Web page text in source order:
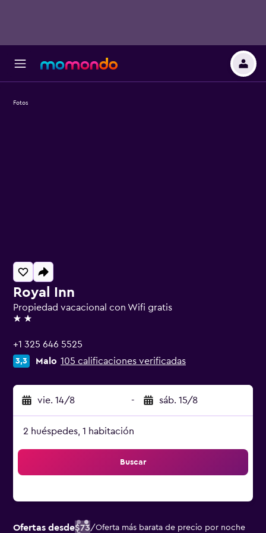
Royal Inn
Propiedad vacacional con Wifi gratis
2 estrellas
+1 325 646 5525
3,3 Malo 105 calificaciones verificadas
vie. 14/8 - sáb. 15/8
2 huéspedes, 1 habitación
Buscar
Ofertas desde$73/Oferta más barata de precio por noche
Fotos